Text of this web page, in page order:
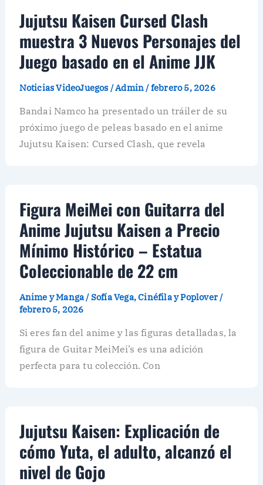
Jujutsu Kaisen Cursed Clash
muestra 3 Nuevos Personajes del
Juego basado en el Anime JJK
Noticias VideoJuegos /Admin/febrero 5, 2026
Bandai Namco ha presentado un tráiler de su
próximo juego de peleas basado en el anime
Jujutsu Kaisen: Cursed Clash, que revela
Figura MeiMei con Guitarra del
Anime Jujutsu Kaisen a Precio
Mínimo Histórico – Estatua
Coleccionable de 22 cm
Anime y Manga/Sofía Vega, Cinéfila y Poplover/
febrero 5, 2026
Si eres fan del anime y las figuras detalladas, la
figura de Guitar MeiMei’s es una adición
perfecta para tu colección. Con
Jujutsu Kaisen: Explicación de
cómo Yuta, el adulto, alcanzó el
nivel de Gojo